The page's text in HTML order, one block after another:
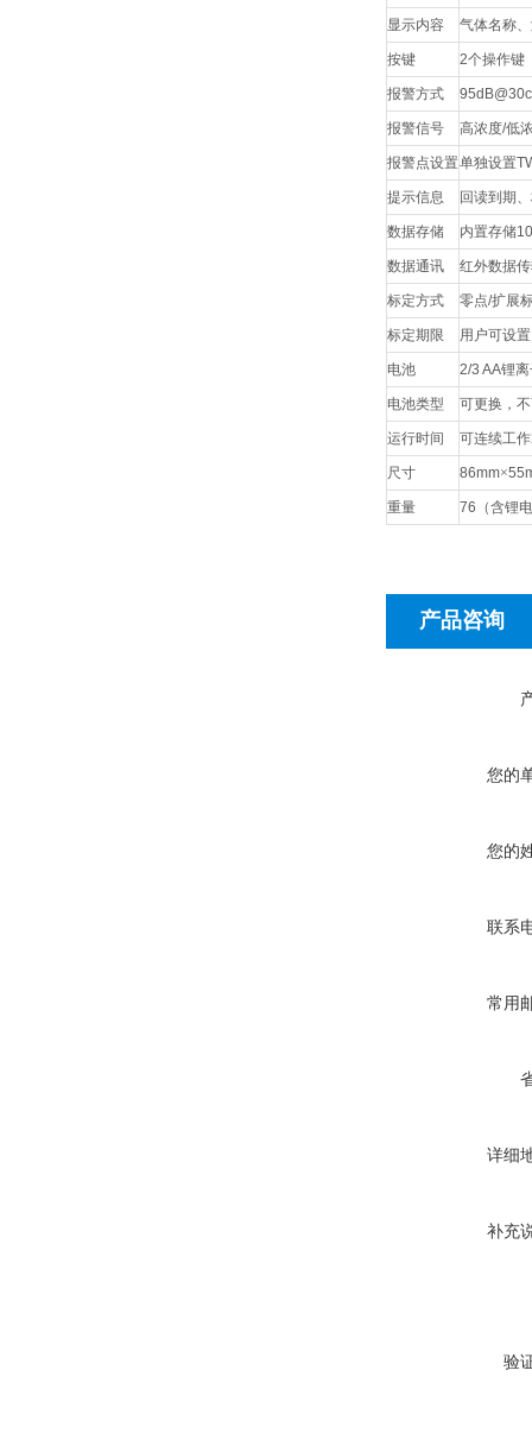
显示内容 气体名称
按键 2个操作键
报警方式
报警信号 高浓度/低
报警点设置单独设置
提示信息 回读到期
数据存储 内置存储10
数据通讯 红外数据
标定方式 零点/扩展
标定期限 用户可设
电池 2/3 AA锂
电池类型 可更换，
运行时间 可连续工作
尺寸 86mm×
重量 76 （含锂
产品咨询
您的
您的
联系
常用
详细
补充
验